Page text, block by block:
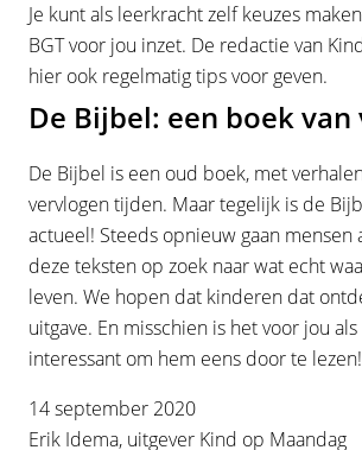
Je kunt als leerkracht zelf keuzes
BGT voor jou inzet. De redactie van
hier ook regelmatig tips voor geven.
De Bijbel: een boek van
De Bijbel is een oud boek, met
vervlogen tijden. Maar tegelijk is de
actueel! Steeds opnieuw gaan mensen
deze teksten op zoek naar wat echt
leven. We hopen dat kinderen dat
uitgave. En misschien is het voor jou
interessant om hem eens door te lezen!
14 september 2020
Erik Idema, uitgever Kind op Maandag